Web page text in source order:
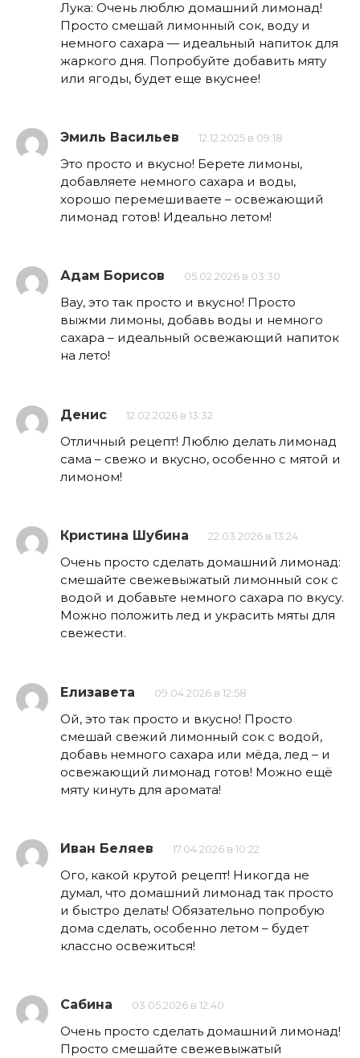
Лука: Очень люблю домашний лимонад!
Просто смешай лимонный сок, воду и
немного сахара — идеальный напиток для
жаркого дня. Попробуйте добавить мяту
или ягоды, будет еще вкуснее!
Эмиль Васильев 12.12.2025 в 09:18
Это просто и вкусно! Берете лимоны,
добавляете немного сахара и воды,
хорошо перемешиваете – освежающий
лимонад готов! Идеально летом!
Адам Борисов 05.02.2026 в 03:30
Вау, это так просто и вкусно! Просто
выжми лимоны, добавь воды и немного
сахара – идеальный освежающий напиток
на лето!
Денис 12.02.2026 в 13:32
Отличный рецепт! Люблю делать лимонад
сама – свежо и вкусно, особенно с мятой и
лимоном!
Кристина Шубина 22.03.2026 в 13:24
Очень просто сделать домашний лимонад:
смешайте свежевыжатый лимонный сок с
водой и добавьте немного сахара по вкусу.
Можно положить лед и украсить мяты для
свежести.
Елизавета 09.04.2026 в 12:58
Ой, это так просто и вкусно! Просто
смешай свежий лимонный сок с водой,
добавь немного сахара или мёда, лед – и
освежающий лимонад готов! Можно ещё
мяту кинуть для аромата!
Иван Беляев 17.04.2026 в 10:22
Ого, какой крутой рецепт! Никогда не
думал, что домашний лимонад так просто
и быстро делать! Обязательно попробую
дома сделать, особенно летом – будет
классно освежиться!
Сабина 03.05.2026 в 12:40
Очень просто сделать домашний лимонад!
Просто смешайте свежевыжатый